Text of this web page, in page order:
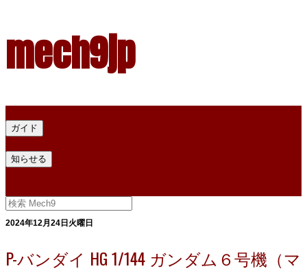
mech9jp
ガイド
知らせる
2024年12月24日火曜日
P-バンダイ HG 1/144 ガンダム６号機（マ